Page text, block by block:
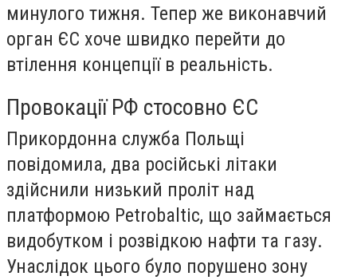
минулого тижня. Тепер же виконавчий
орган ЄС хоче швидко перейти до
втілення концепції в реальність.
Провокації РФ стосовно ЄС
Прикордонна служба Польщі
повідомила, два російські літаки
здійснили низький проліт над
платформою Petrobaltic, що займається
видобутком і розвідкою нафти та газу.
Унаслідок цього було порушено зону